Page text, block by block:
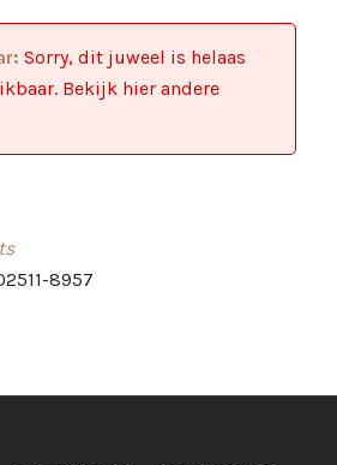
Sorry, dit juweel is helaas
Bekijk hier andere
8957